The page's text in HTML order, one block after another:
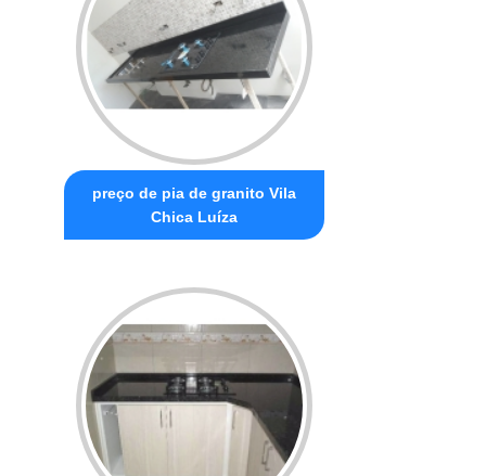
preço de pia de granito Vila
Chica Luíza